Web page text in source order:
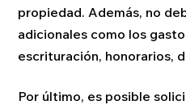
propiedad. Además, no
adicionales como los
escrituración, honorarios,
Por último, es posible